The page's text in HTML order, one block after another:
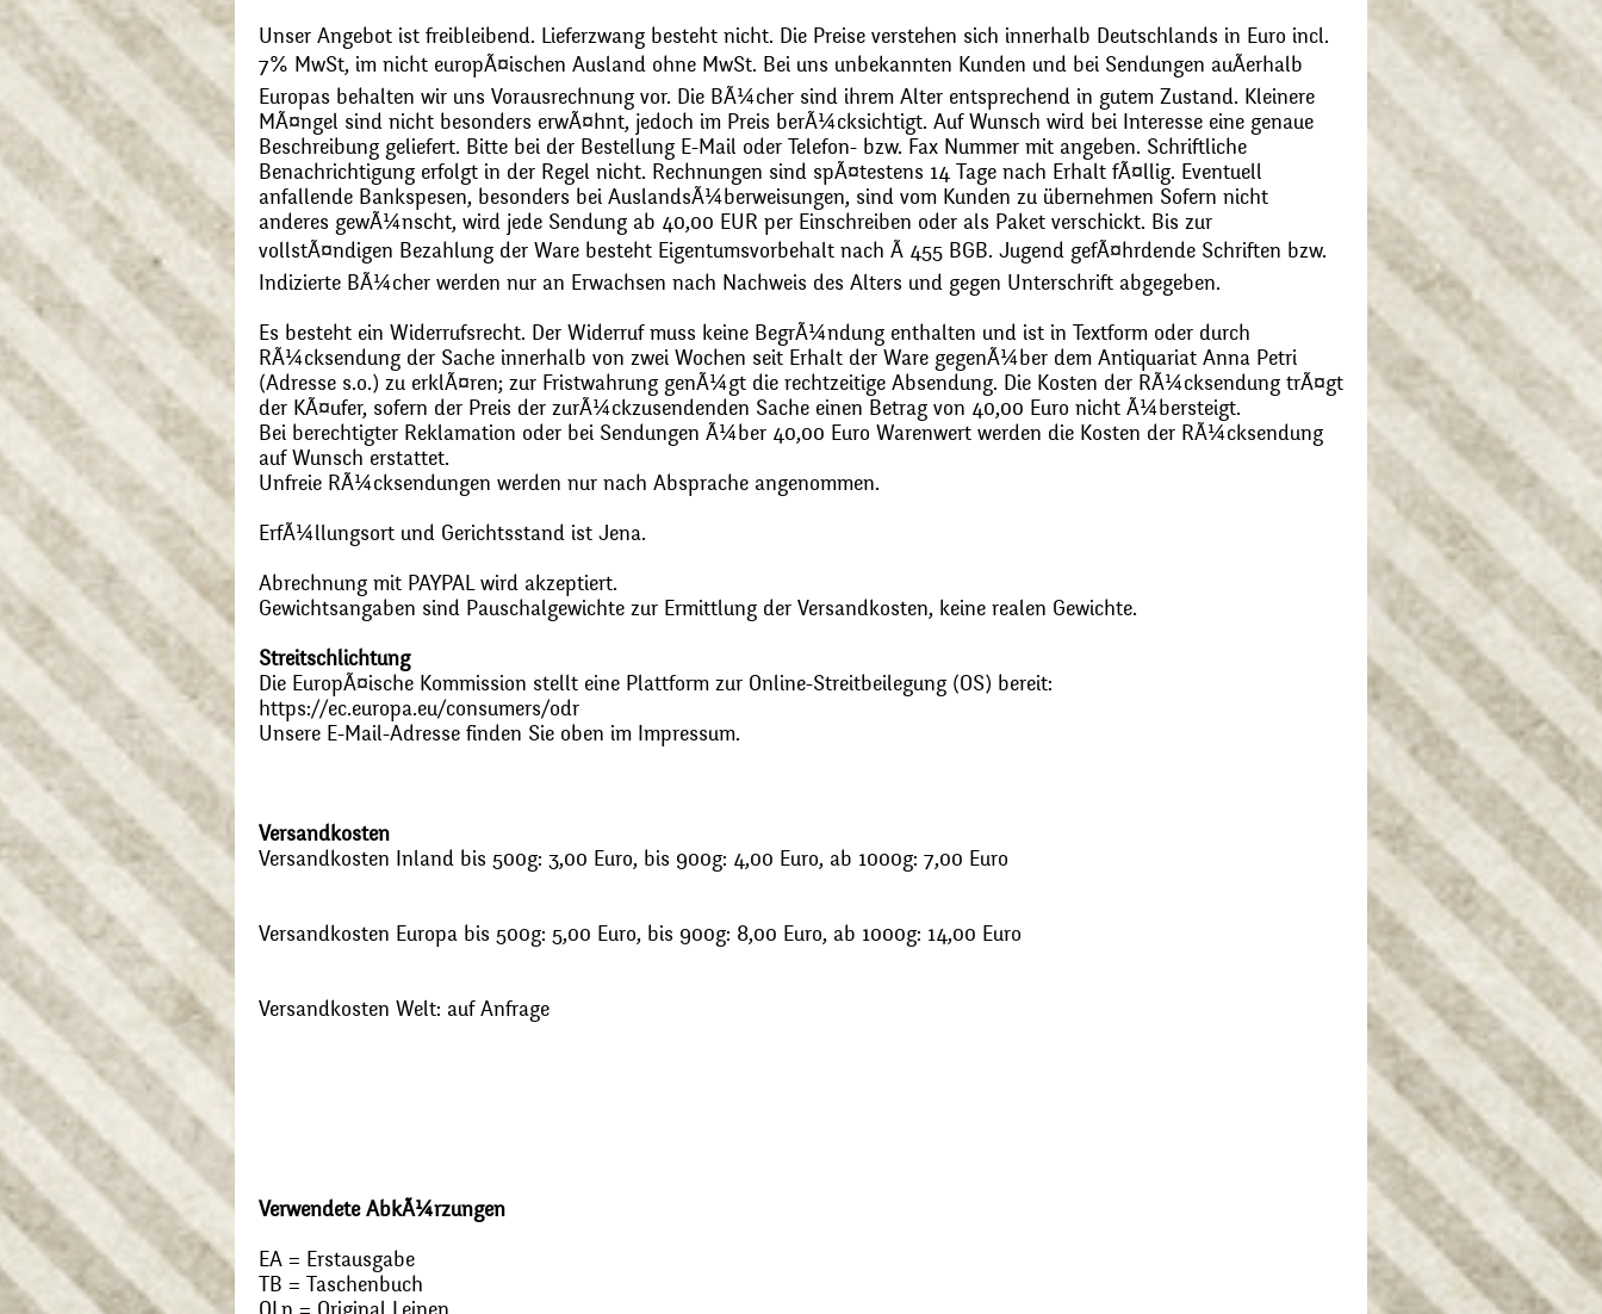
Unser Angebot ist freibleibend. Lieferzwang besteht nicht. Die Preise verstehen sich innerhalb Deutschlands in Euro incl.
7% MwSt, im nicht europÃ¤ischen Ausland ohne MwSt. Bei uns unbekannten Kunden und bei Sendungen auÃerhalb
Europas behalten wir uns Vorausrechnung vor. Die BÃ¼cher sind ihrem Alter entsprechend in gutem Zustand. Kleinere
MÃ¤ngel sind nicht besonders erwÃ¤hnt, jedoch im Preis berÃ¼cksichtigt. Auf Wunsch wird bei Interesse eine genaue
Beschreibung geliefert. Bitte bei der Bestellung E-Mail oder Telefon- bzw. Fax Nummer mit angeben. Schriftliche
Benachrichtigung erfolgt in der Regel nicht. Rechnungen sind spÃ¤testens 14 Tage nach Erhalt fÃ¤llig. Eventuell
anfallende Bankspesen, besonders bei AuslandsÃ¼berweisungen, sind vom Kunden zu übernehmen Sofern nicht
anderes gewÃ¼nscht, wird jede Sendung ab 40,00 EUR per Einschreiben oder als Paket verschickt. Bis zur
vollstÃ¤ndigen Bezahlung der Ware besteht Eigentumsvorbehalt nach Ã 455 BGB. Jugend gefÃ¤hrdende Schriften bzw.
Indizierte BÃ¼cher werden nur an Erwachsen nach Nachweis des Alters und gegen Unterschrift abgegeben.
Es besteht ein Widerrufsrecht. Der Widerruf muss keine BegrÃ¼ndung enthalten und ist in Textform oder durch
RÃ¼cksendung der Sache innerhalb von zwei Wochen seit Erhalt der Ware gegenÃ¼ber dem Antiquariat Anna Petri
(Adresse s.o.) zu erklÃ¤ren; zur Fristwahrung genÃ¼gt die rechtzeitige Absendung. Die Kosten der RÃ¼cksendung trÃ¤gt
der KÃ¤ufer, sofern der Preis der zurÃ¼ckzusendenden Sache einen Betrag von 40,00 Euro nicht Ã¼bersteigt.
Bei berechtigter Reklamation oder bei Sendungen Ã¼ber 40,00 Euro Warenwert werden die Kosten der RÃ¼cksendung
auf Wunsch erstattet.
Unfreie RÃ¼cksendungen werden nur nach Absprache angenommen.
ErfÃ¼llungsort und Gerichtsstand ist Jena.
Abrechnung mit PAYPAL wird akzeptiert.
Gewichtsangaben sind Pauschalgewichte zur Ermittlung der Versandkosten, keine realen Gewichte.
Streitschlichtung
Die EuropÃ¤ische Kommission stellt eine Plattform zur Online-Streitbeilegung (OS) bereit:
https://ec.europa.eu/consumers/odr
Unsere E-Mail-Adresse finden Sie oben im Impressum.
Versandkosten
Versandkosten Inland bis 500g: 3,00 Euro, bis 900g: 4,00 Euro, ab 1000g: 7,00 Euro
Versandkosten Europa bis 500g: 5,00 Euro, bis 900g: 8,00 Euro, ab 1000g: 14,00 Euro
Versandkosten Welt: auf Anfrage
Verwendete AbkÃ¼rzungen
EA = Erstausgabe
TB = Taschenbuch